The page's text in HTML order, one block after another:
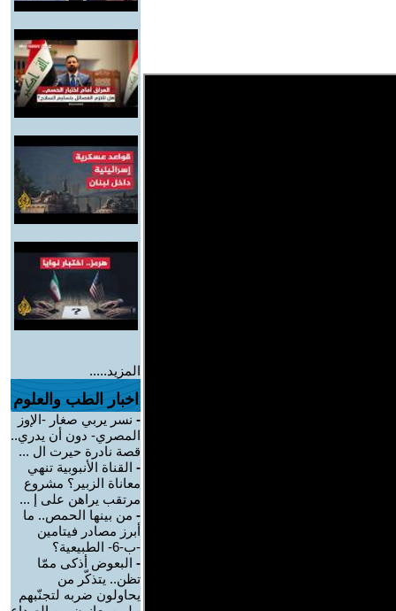
المزيد.....
اخبار الطب والعلوم
- نسر يربي صغار -الإوز
المصري- دون أن يدري..
قصة نادرة حيرت ال ...
- القناة الأنبوبية تنهي
معاناة الزبير؟ مشروع
مرتقب يراهن على إ ...
- من بينها الحمص.. ما
أبرز مصادر فيتامين
-ب-6- الطبيعية؟
- البعوض أذكى ممّا
تظن.. يتذكّر من
يحاولون ضربه لتجنّبهم